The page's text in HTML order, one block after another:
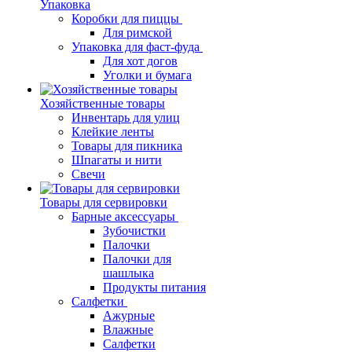
Упаковка
Коробки для пиццы
Для римской
Упаковка для фаст-фуда
Для хот догов
Уголки и бумага
Хозяйственные товары
Инвентарь для улиц
Клейкие ленты
Товары для пикника
Шпагаты и нити
Свечи
Товары для сервировки
Барные аксессуары
Зубочистки
Палочки
Палочки для
шашлыка
Продукты питания
Салфетки
Ажурные
Влажные
Салфетки